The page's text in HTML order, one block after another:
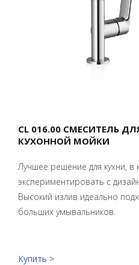
CL 016.00 СМЕСИТЕЛЬ
КУХОННОЙ МОЙКИ
Лучшее решение для кухни,
экспериментировать с
Высокий излив идеально
больших умывальников.
Купить >